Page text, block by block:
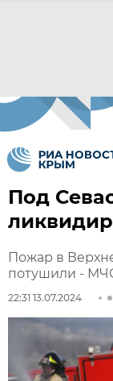
Под
Пожар в
потушили -
22:31 13.07.2024